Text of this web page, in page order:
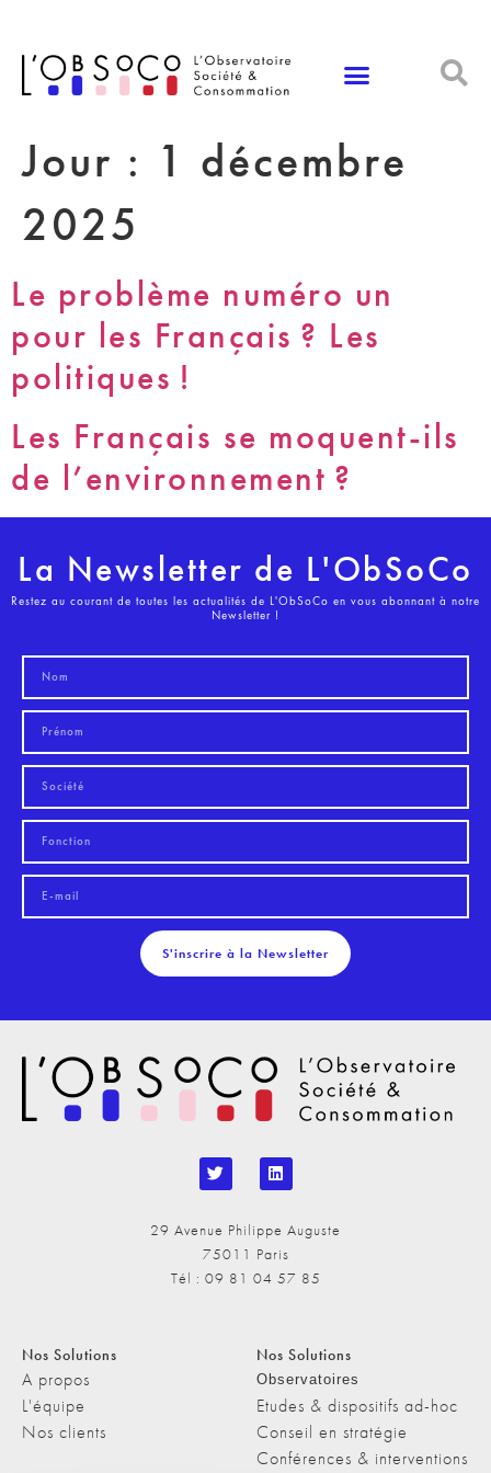
Jour : 1 décembre
2025
Le problème numéro un
pour les Français ? Les
politiques !
Les Français se moquent-ils
de l’environnement ?
La Newsletter de L'ObSoCo
Restez au courant de toutes les actualités de L'ObSoCo en vous abonnant à notre
Newsletter !
S'inscrire à la Newsletter
29 Avenue Philippe Auguste
75011 Paris
Tél : 09 81 04 57 85
Nos Solutions
A propos
L'équipe
Nos clients
Nos Solutions
Observatoires
Etudes & dispositifs ad-hoc
Conseil en stratégie
Conférences & interventions